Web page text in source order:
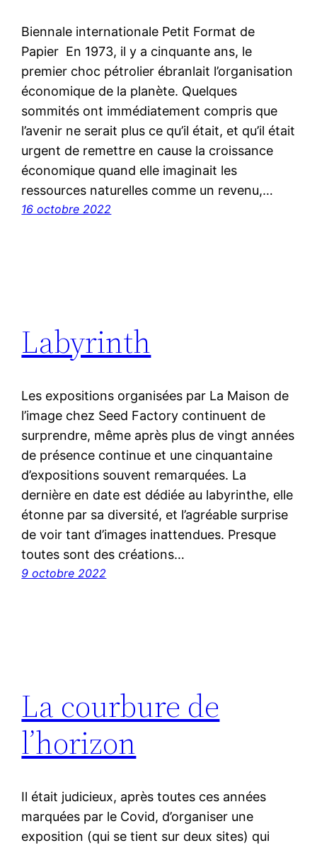
Biennale internationale Petit Format de
Papier En 1973, il y a cinquante ans, le
premier choc pétrolier ébranlait l’organisation
économique de la planète. Quelques
sommités ont immédiatement compris que
l’avenir ne serait plus ce qu’il était, et qu’il était
urgent de remettre en cause la croissance
économique quand elle imaginait les
ressources naturelles comme un revenu,…
16 octobre 2022
Labyrinth
Les expositions organisées par La Maison de
l’image chez Seed Factory continuent de
surprendre, même après plus de vingt années
de présence continue et une cinquantaine
d’expositions souvent remarquées. La
dernière en date est dédiée au labyrinthe, elle
étonne par sa diversité, et l’agréable surprise
de voir tant d’images inattendues. Presque
toutes sont des créations…
9 octobre 2022
La courbure de
l’horizon
Il était judicieux, après toutes ces années
marquées par le Covid, d’organiser une
exposition (qui se tient sur deux sites) qui